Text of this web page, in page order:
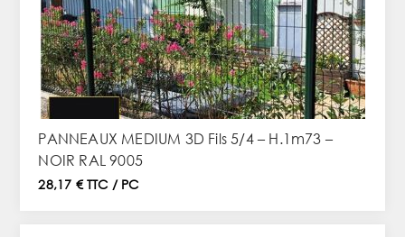
PANNEAUX MEDIUM 3D Fils 5/4 – H.1m73 –
NOIR RAL 9005
28,17 € TTC / PC